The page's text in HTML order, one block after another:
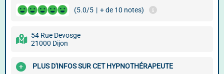
(5.0/5 | + de 10 notes)
54 Rue Devosge
21000 Dijon
PLUS D'INFOS SUR CET HYPNOTHÉRAPEUTE